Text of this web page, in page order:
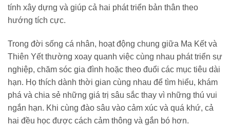
tính xây dựng và giúp cả hai phát triển bản thân theo
hướng tích cực.
Trong đời sống cá nhân, hoạt động chung giữa Ma Kết và
Thiên Yết thường xoay quanh việc cùng nhau phát triển sự
nghiệp, chăm sóc gia đình hoặc theo đuổi các mục tiêu dài
hạn. Họ thích dành thời gian cùng nhau để tìm hiểu, khám
phá và chia sẻ những giá trị sâu sắc thay vì những thú vui
ngắn hạn. Khi cùng đào sâu vào cảm xúc và quá khứ, cả
hai đều học được cách cảm thông và gắn bó hơn.